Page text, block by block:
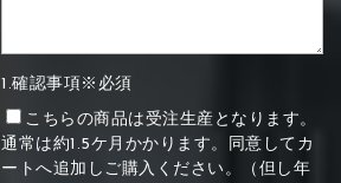
1.確認事項※必須
こちらの商品は受注生産となります。
通常は約1.5ケ月かかります。同意してカ
ートへ追加しご購入ください。（但し年